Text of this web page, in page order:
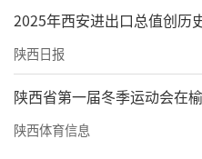
2025年西安进出口总值创历
陕西日报
陕西省第一届冬季运动会在
陕西体育信息